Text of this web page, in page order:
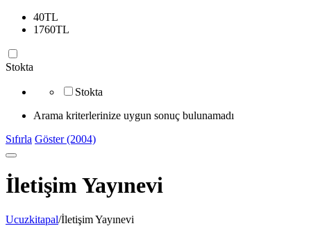
40TL
1760TL
Stokta
Stokta
Arama kriterlerinize uygun sonuç bulunamadı
Sıfırla Göster (2004)
İletişim Yayınevi
Ucuzkitapal/İletişim Yayınevi